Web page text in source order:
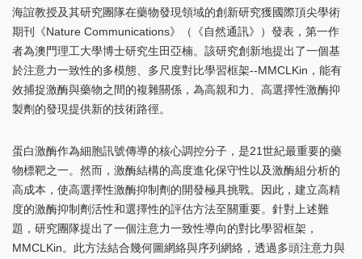
海誼教授及其研究團隊在藥物發現領域的創新研究獲國際頂尖學術
期刊《Nature Communications》（《自然通訊》）發表，第一作
者為澳門理工大學博士研究生田亞楠。該研究創新地提出了一個基
於注意力一致性的多模態、多尺度對比學習框架--MMCLKin，能有
效捕捉激酶與藥物之間的複雜關係，為高親和力、高選擇性激酶抑
製劑的發現提供新的技術路徑。
蛋白激酶作為細胞訊號傳導的核心調控分子，是21世紀最重要的藥
物標靶之一。然而，激酶結構的高度進化保守性以及激酶組分析的
高成本，使高選擇性激酶抑制劑的開發極具挑戰。因此，建立高精
度的激酶抑制劑活性和選擇性的評估方法至關重要。針對上述難
題，研究團隊提出了一個注意力一致性導向的對比學習框架，
MMCLKin。此方法結合幾何圖網絡與序列網絡，透過多頭注意力與